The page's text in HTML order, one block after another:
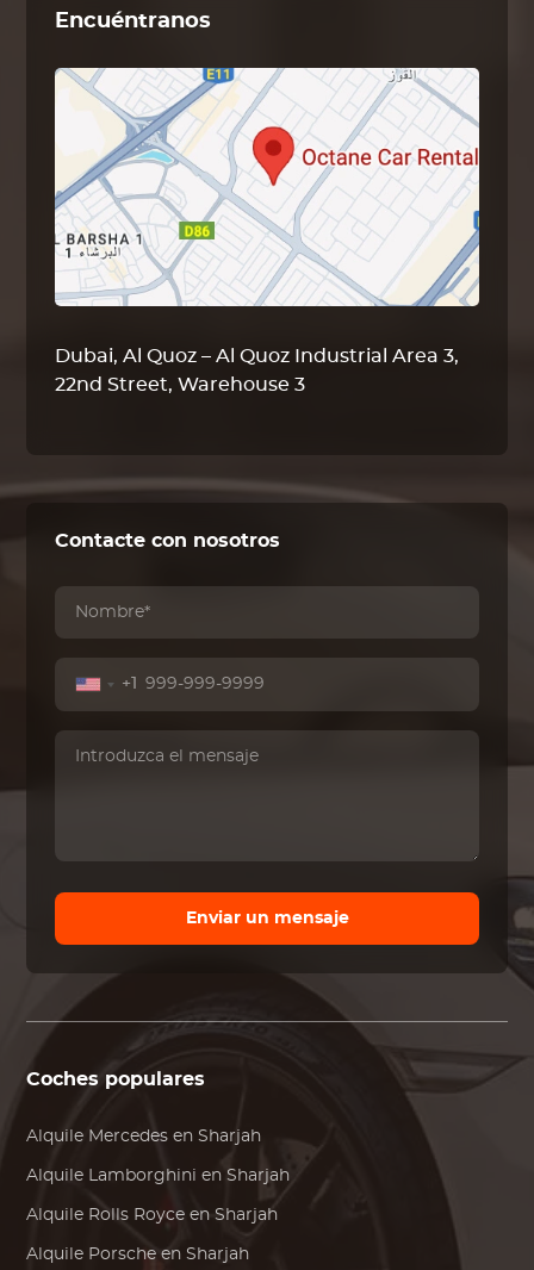
Encuéntranos
Dubai, Al Quoz – Al Quoz Industrial Area 3,
22nd Street, Warehouse 3
Contacte con nosotros
+1
Enviar un mensaje
Coches populares
Alquile Mercedes en Sharjah
Alquile Lamborghini en Sharjah
Alquile Rolls Royce en Sharjah
Alquile Porsche en Sharjah